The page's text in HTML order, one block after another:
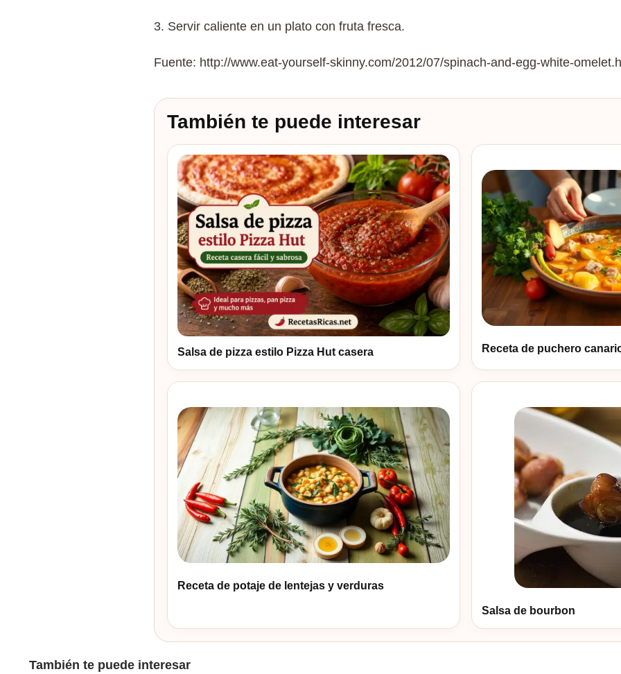
3. Servir caliente en un plato con fruta fresca.
Fuente: http://www.eat-yourself-skinny.com/2012/07/spinach-and-egg-white-
También te puede interesar
Salsa de pizza estilo Pizza Hut casera Receta de puchero
Receta de potaje de lentejas y verduras
Salsa de bourbon
También te puede interesar